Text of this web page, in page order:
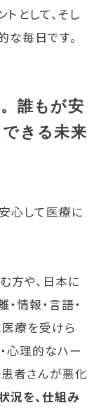
として、そし
毎日です。
誰もが安
きる未来
心して医療に
方や、日本に
情報・言語・
療を受けら
心理的なハー
者さんが悪化
況を、仕組み